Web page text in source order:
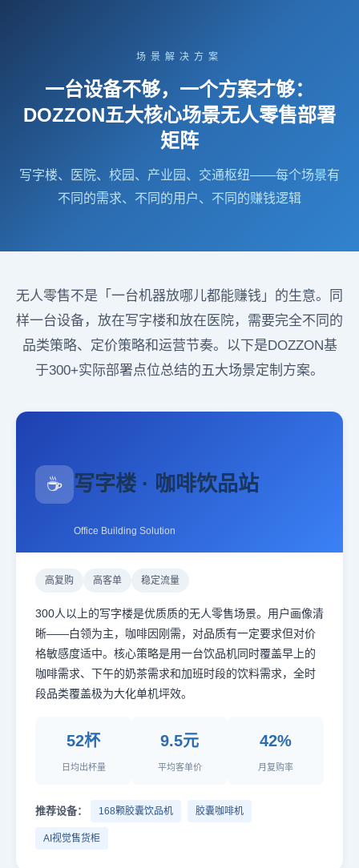
场景解决方案
一台设备不够，一个方案才够：
DOZZON五大核心场景无人零售部署
矩阵
写字楼、医院、校园、产业园、交通枢纽——每个场景有
不同的需求、不同的用户、不同的赚钱逻辑
无人零售不是「一台机器放哪儿都能赚钱」的生意。同
样一台设备，放在写字楼和放在医院，需要完全不同的
品类策略、定价策略和运营节奏。以下是DOZZON基
于300+实际部署点位总结的五大场景定制方案。
☕ 写字楼 · 咖啡饮品站
Office Building Solution
高复购 高客单 稳定流量
300人以上的写字楼是优质质的无人零售场景。用户画像清
晰——白领为主，咖啡因刚需，对品质有一定要求但对价
格敏感度适中。核心策略是用一台饮品机同时覆盖早上的
咖啡需求、下午的奶茶需求和加班时段的饮料需求，全时
段品类覆盖极为大化单机坪效。
52杯
日均出杯量
9.5元
平均客单价
42%
月复购率
推荐设备： 168颗胶囊饮品机 胶囊咖啡机
AI视觉售货柜